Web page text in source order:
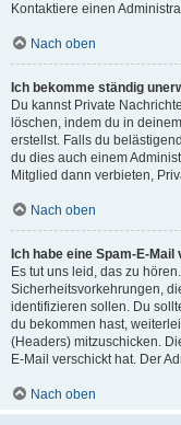
Kontaktiere einen
Nach oben
Ich bekomme ständig
Du kannst Private
löschen, indem du in
erstellst. Falls du
du dies auch einem
Mitglied dann verbieten,
Nach oben
Ich habe eine Spam-E-
Es tut uns leid, das zu
Sicherheitsvorkehrungen,
identifizieren sollen. Du
du bekommen hast,
(Headers) mitzuschicken.
E-Mail verschickt hat. Der
Nach oben